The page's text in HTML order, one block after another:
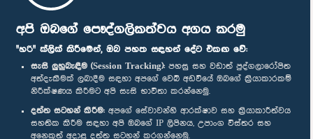
අපි ඔබගේ පෞද්ගලිකත්වය අගය කරමු
"හරි" ක්ලික් කිරීමෙන්, ඔබ පහත සඳහන් දේට එකඟ වේ:
සැසි ලුහුබැඳීම (Session Tracking): පහසු සහ වඩාත් පුද්ගලාරෝපිත
අත්දැකීමක් ලබාදීම සඳහා අපගේ වෙබ් අඩවියේ ඔබගේ ක්‍රියාකාරකම්
නිරීක්ෂණය කිරීමට අපි සැසි භාවිතා කරන්නෙමු.
දත්ත සටහන් කිරීම: අපගේ සේවාවන්හි ආරක්ෂාව සහ ක්‍රියාකාරීත්වය
සහතික කිරීම සඳහා අපි ඔබගේ IP ලිපිනය, උපාංග විස්තර සහ
අනෙකුත් අදාළ දත්ත සටහන් කරගන්නෙමු.
පාර්ලිමේන්තු ජංගම යෙදුම
අප හා සම්බන්ධ වී සිටින්න :